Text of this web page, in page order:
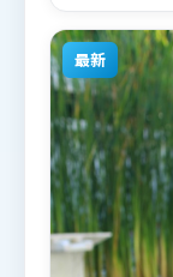
观众观看。
最新